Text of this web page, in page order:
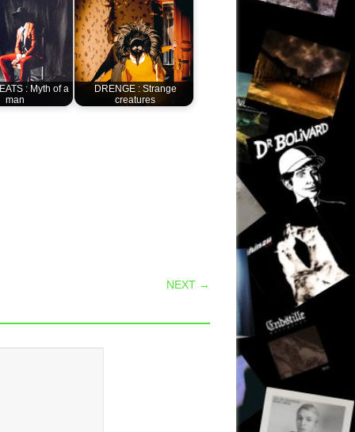
: Myth of a
man
DRENGE : Strange
creatures
NEXT →